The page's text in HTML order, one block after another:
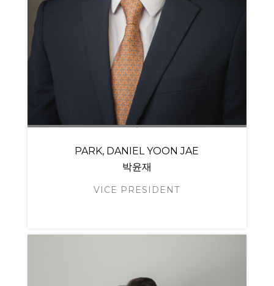
PARK, DANIEL YOON JAE
박윤재
VICE PRESIDENT